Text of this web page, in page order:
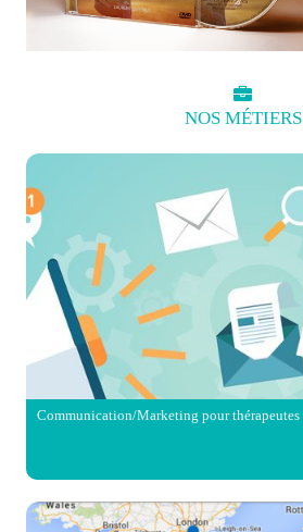
NOS MÉTIERS
Communication/Marketing pour thérapeutes